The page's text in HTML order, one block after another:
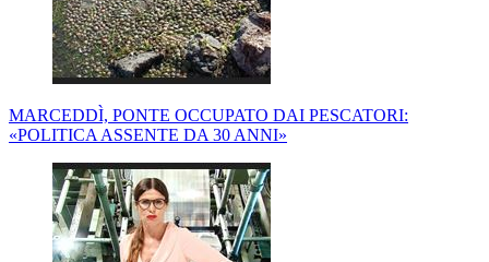
MARCEDDÌ, PONTE OCCUPATO DAI PESCATORI:
«POLITICA ASSENTE DA 30 ANNI»